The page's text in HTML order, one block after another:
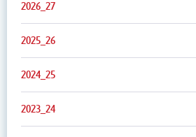
2026_27
2025_26
2024_25
2023_24